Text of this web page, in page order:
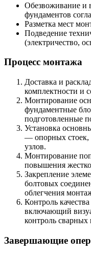
Обезвоживание и
фундаментов
Разметка мест
Подведение
(электричество,
Процесс монтажа
Доставка и
комплектности и
Монтирование
фундаментные
подготовленные
Установка
— опорных
узлов.
Монтирование
повышения
Закрепление
болтовых
облегчения
Контроль
включающий
контроль сварных
Завершающие